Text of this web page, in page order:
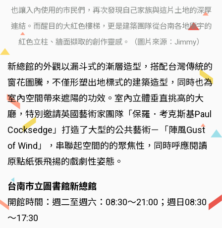
也讓入內使用的市民們，再次發現自己家族與這片土地的深厚
連結。而醒目的大紅色樓梯，更是建築團隊從台南各地廟宇的
紅色立柱、牆面擷取的創作靈感。（圖片來源：Jimmy）
新總館的外觀以漏斗式的漸層造型，搭配台灣傳統的
窗花圖騰，不僅形塑出地標式的建築造型，同時也為
室內空間帶來遮陽的功效。室內立體垂直挑高的大
廳，特別邀請英國藝術家團隊「保羅．考克斯基Paul
Cocksedge」打造了大型的公共藝術－「陣風Gust
of Wind」，串聯起空間的的聚焦性，同時呼應閱讀
原點紙張飛揚的戲劇性姿態。
台南市立圖書館新總館
開館時間：週二至週六：08:30～21:00；週日08:30
～17:30